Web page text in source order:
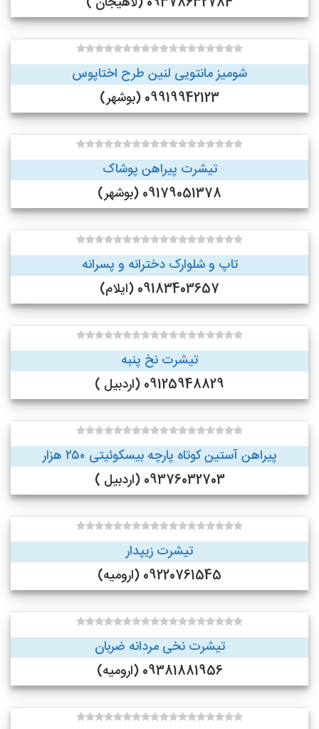
شومیز مانتویی لنین طرح اختاپوس
09919942123 (بوشهر)
تیشرت پیراهن پوشاک
09179051378 (بوشهر)
تاپ و شلوارک دخترانه و پسرانه
09183403657 (ایلام)
تیشرت نخ پنبه
09125948829 (اردبیل )
پیراهن آستین کوتاه پارچه بیسکوئیتی ۲۵۰ هزار
09376032703 (اردبیل )
تیشرت زیپدار
09220761545 (ارومیه)
تیشرت نخی مردانه ضربان
09381881956 (ارومیه)